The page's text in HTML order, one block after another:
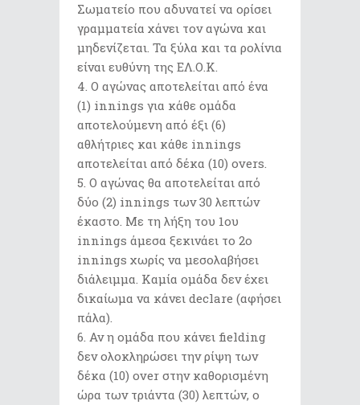
Σωματείο που αδυνατεί να ορίσει
γραμματεία χάνει τον αγώνα και
μηδενίζεται. Τα ξύλα και τα ρολίνια
είναι ευθύνη της ΕΛ.Ο.Κ.
Ο αγώνας αποτελείται από ένα
(1) innings για κάθε ομάδα
αποτελούμενη από έξι (6)
αθλήτριες και κάθε innings
αποτελείται από δέκα (10) overs.
Ο αγώνας θα αποτελείται από
δύο (2) innings των 30 λεπτών
έκαστο. Με τη λήξη του 1ου
innings άμεσα ξεκινάει το 2ο
innings χωρίς να μεσολαβήσει
διάλειμμα. Καμία ομάδα δεν έχει
δικαίωμα να κάνει declare (αφήσει
πάλα).
Αν η ομάδα που κάνει fielding
δεν ολοκληρώσει την ρίψη των
δέκα (10) over στην καθορισμένη
ώρα των τριάντα (30) λεπτών, ο